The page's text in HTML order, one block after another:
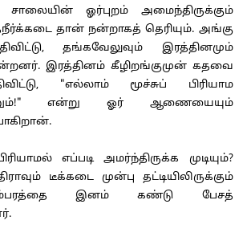
சாலையின் ஓர்புறம் அமைந்திருக்கும்
தான் நன்றாகத் தெரியும். அங்கு
தங்கவேலுவும் இரத்தினமும்
இரத்தினம் கீழிறங்குமுன் கதவை
"எல்லாம் மூச்சுப் பிரியாம
என்று ஓர் ஆணையையும்
எப்படி அமர்ந்திருக்க முடியும்?
டீக்கடை முன்பு தட்டியிலிருக்கும்
இனம் கண்டு பேசத்